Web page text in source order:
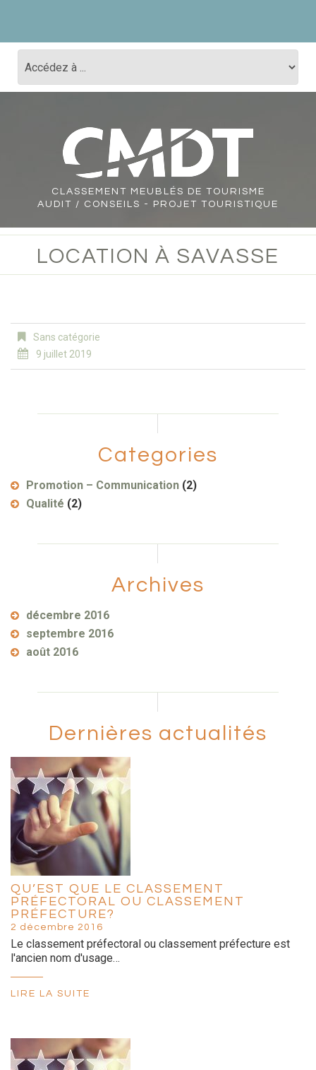
CLASSEMENT
MEUBLÉS DE TOURISME
AUDIT / CONSEILS - PROJET TOURISTIQUE
LOCATION À SAVASSE
Sans catégorie
9 juillet 2019
Categories
Promotion – Communication (2)
Qualité (2)
Archives
décembre 2016
septembre 2016
août 2016
Dernières actualités
QU’EST QUE LE CLASSEMENT
PRÉFECTORAL OU CLASSEMENT
PRÉFECTURE?
2 décembre 2016
Le classement préfectoral ou classement préfecture est
l'ancien nom d'usage…
LIRE LA SUITE